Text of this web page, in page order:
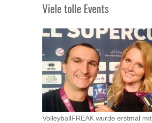
Viele tolle Events
VolleyballFREAK wurde erstmal mit